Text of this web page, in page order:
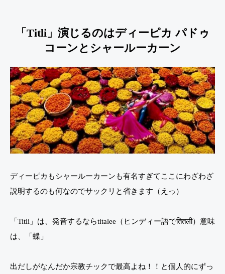
「Titli」演じるのはディーピカ パドゥ
コーンとシャールーカーン
ディーピカもシャールーカーンも有名すぎてここにわざわざ
説明するのも何なのでサックリと省きます（えっ）
「Titli」は、発音するならtitalee（ヒンディー語でतितली）意味
は、「蝶」
出だしがなんだか宗教チックで最高よね！！と個人的にずっ